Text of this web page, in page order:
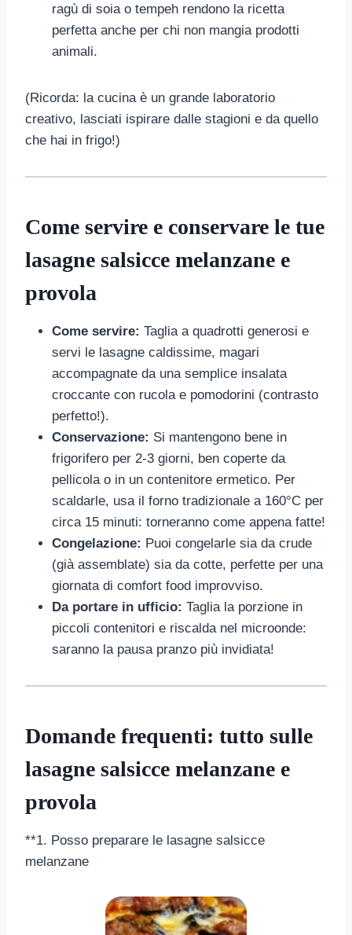
ragù di soia o tempeh rendono la ricetta
perfetta anche per chi non mangia prodotti
animali.
(Ricorda: la cucina è un grande laboratorio
creativo, lasciati ispirare dalle stagioni e da quello
che hai in frigo!)
Come servire e conservare le tue
lasagne salsicce melanzane e
provola
Come servire: Taglia a quadrotti generosi e
servi le lasagne caldissime, magari
accompagnate da una semplice insalata
croccante con rucola e pomodorini (contrasto
perfetto!).
Conservazione: Si mantengono bene in
frigorifero per 2-3 giorni, ben coperte da
pellicola o in un contenitore ermetico. Per
scaldarle, usa il forno tradizionale a 160°C per
circa 15 minuti: torneranno come appena fatte!
Congelazione: Puoi congelarle sia da crude
(già assemblate) sia da cotte, perfette per una
giornata di comfort food improvviso.
Da portare in ufficio: Taglia la porzione in
piccoli contenitori e riscalda nel microonde:
saranno la pausa pranzo più invidiata!
Domande frequenti: tutto sulle
lasagne salsicce melanzane e
provola
**1. Posso preparare le lasagne salsicce
melanzane